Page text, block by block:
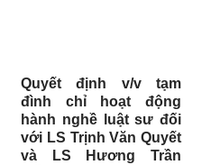
Quyết định v/v tạm
đình chỉ hoạt động
hành nghề luật sư đối
với LS Trịnh Văn Quyết
và LS Hương Trần